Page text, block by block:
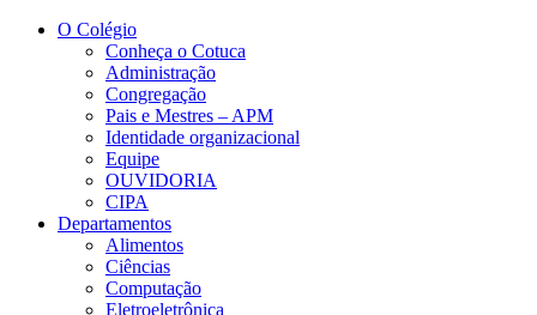
Conteúdo principal
O Colégio
Conheça o Cotuca
Administração
Congregação
Pais e Mestres – APM
Identidade organizacional
Equipe
OUVIDORIA
CIPA
Departamentos
Alimentos
Ciências
Computação
Eletroeletrônica